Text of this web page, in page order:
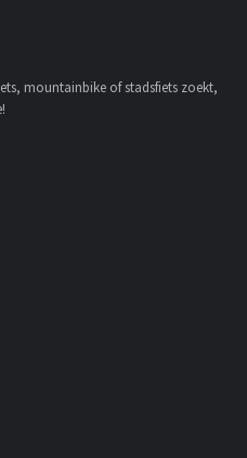
mountainbike of stadsfiets zoekt,